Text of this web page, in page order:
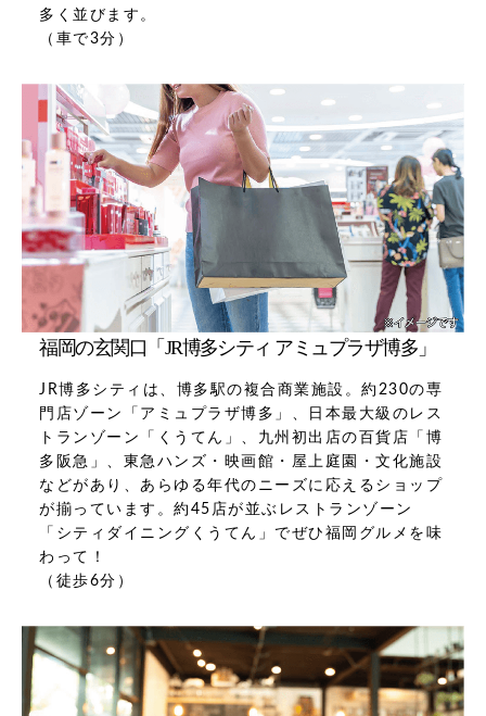
多く並びます。
（車で3分）
福岡の玄関口「JR博多シティ アミュプラザ博多」
JR博多シティは、博多駅の複合商業施設。約230の専
門店ゾーン「アミュプラザ博多」、日本最大級のレス
トランゾーン「くうてん」、九州初出店の百貨店「博
多阪急」、東急ハンズ・映画館・屋上庭園・文化施設
などがあり、あらゆる年代のニーズに応えるショップ
が揃っています。約45店が並ぶレストランゾーン
「シティダイニングくうてん」でぜひ福岡グルメを味
わって！
（徒歩6分）